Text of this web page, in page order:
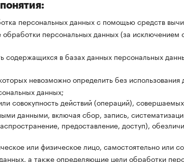
персональных данных с помощью средств
персональных данных (за исключением
содержащихся в базах данных персональных
невозможно определить без
данных;
совокупность действий (операций),
данными, включая сбор, запись,
предоставление, доступ),
или физическое лицо, самостоятельно или
а также определяющие цели обработки